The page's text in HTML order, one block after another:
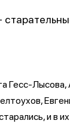
Гесс-Лысова,
и в